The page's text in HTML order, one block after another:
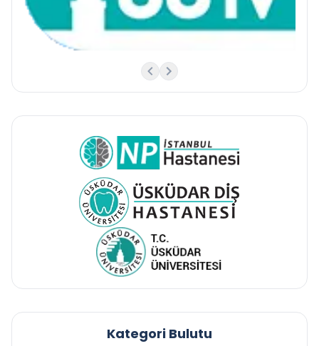
Kategori Bulutu